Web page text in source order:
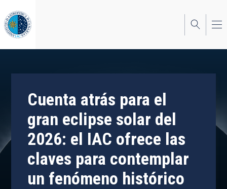
to
main
content
Cuenta atrás para el
gran eclipse solar del
2026: el IAC ofrece las
claves para contemplar
un fenómeno histórico